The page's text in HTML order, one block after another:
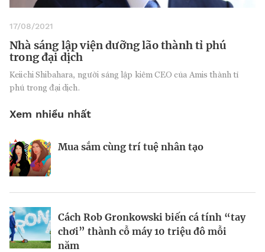
17/08/2021
Nhà sáng lập viện dưỡng lão thành tỉ phú
trong đại dịch
Keiichi Shibahara, người sáng lập kiêm CEO của Amis thành tỉ
phú trong đại dịch.
Xem nhiều nhất
Mua sắm cùng trí tuệ nhân tạo
Cách Rob Gronkowski biến cá tính “tay
chơi” thành cỗ máy 10 triệu đô mỗi
năm
Nhà sáng lập 25 tuổi và tham vọng lật
Thợ săn khoản vay
Kiểm soát bất ổn và bảo vệ sức khỏe
BRANDCONNECT | Brand Contributor
Champagne hàng đầu cho chất riêng
mùa lễ hội